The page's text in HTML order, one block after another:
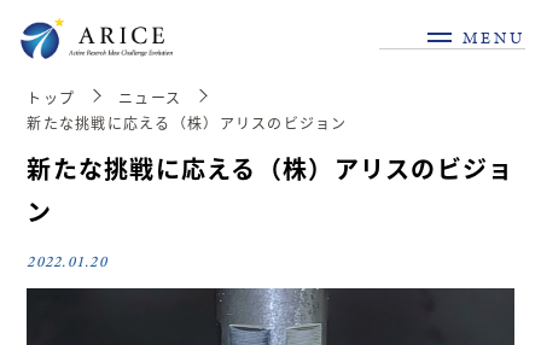
MENU
トップ
ニュース
新たな挑戦に応える（株）アリスのビジョン
新たな挑戦に応える（株）アリスのビジョ
ン
2022.01.20